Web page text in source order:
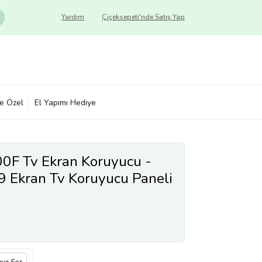
Çiçeksepeti'nde Satış Yap
Yardım
Özel El Yapımı Hediye
Tv Ekran Koruyucu -
Ekran Tv Koruyucu Paneli